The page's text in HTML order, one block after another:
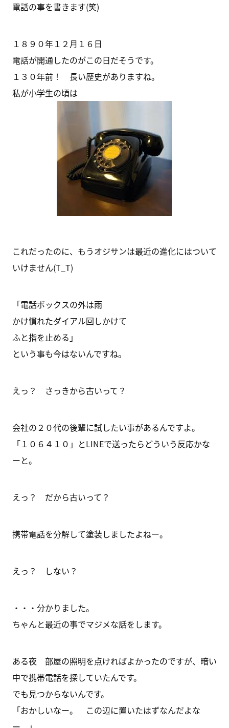
電話の事を書きます(笑)
１８９０年１２月１６日
電話が開通したのがこの日だそうです。
１３０年前！ 長い歴史がありますね。
私が小学生の頃は
これだったのに、もうオジサンは最近の進化にはついて
いけません(T_T)
「電話ボックスの外は雨
かけ慣れたダイアル回しかけて
ふと指を止める」
という事も今はないんですね。
えっ？ さっきから古いって？
会社の２０代の後輩に試したい事があるんですよ。
「１０６４１０」とLINEで送ったらどういう反応かな
ーと。
えっ？ だから古いって？
携帯電話を分解して塗装しましたよねー。
えっ？ しない？
・・・分かりました。
ちゃんと最近の事でマジメな話をします。
ある夜 部屋の照明を点ければよかったのですが、暗い
中で携帯電話を探していたんです。
でも見つからないんです。
「おかしいなー。 この辺に置いたはずなんだよな